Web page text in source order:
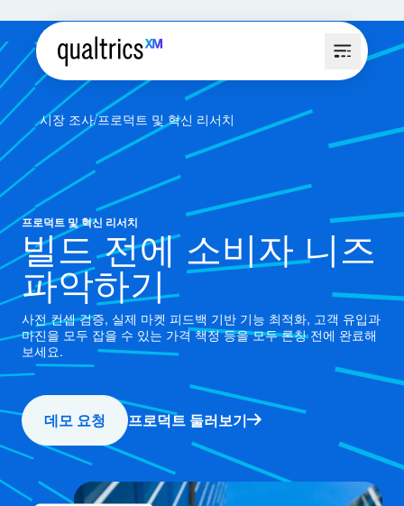
시장 조사 프로덕트 및 혁신 리서치
프로덕트 및 혁신 리서치
빌드 전에 소비자 니즈
파악하기
사전 컨셉 검증, 실제 마켓 피드백 기반 기능 최적화, 고객 유입과
마진을 모두 잡을 수 있는 가격 책정 등을 모두 론칭 전에 완료해
보세요.
데모 요청 프로덕트 둘러보기